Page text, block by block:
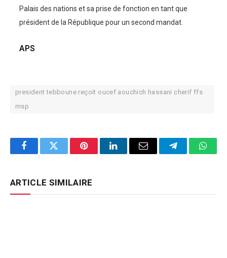
Palais des nations et sa prise de fonction en tant que
président de la République pour un second mandat.
APS
president tebboune reçoit oucef aouchich hassani cherif ffs
msp
FacebookTwitter PinterestLinkedInEmail Telegram
ARTICLE SIMILAIRE